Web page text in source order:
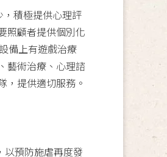
，積極提供心理評
照顧者提供個別化
備上有遊戲治療
藝術治療、心理諮
，提供適切服務。
以預防施虐再度發